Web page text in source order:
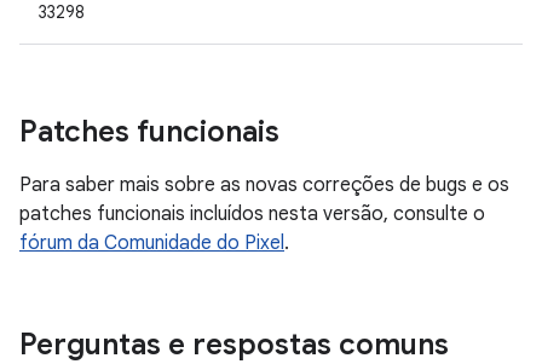
33298
Patches funcionais
Para saber mais sobre as novas correções de bugs e os
patches funcionais incluídos nesta versão, consulte o
fórum da Comunidade do Pixel.
Perguntas e respostas comuns